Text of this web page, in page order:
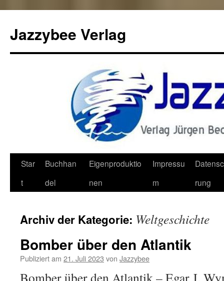
Jazzybee Verlag
Zum
Inhalt
Star
t
Buchhan
del
Eigenproduktio
nen
Impressu
m
rung
Archiv der Kategorie: Weltgeschichte
Bomber über den Atlantik
Publiziert am 21. Juli 2023 von Jazzybee
Bomber über den Atlantik – Egar J.